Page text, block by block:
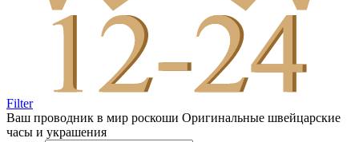
Filter
Ваш проводник в мир роскоши Оригинальные швейцарские
часы и украшения